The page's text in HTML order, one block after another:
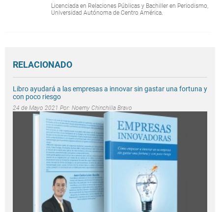
Licenciada en Relaciones Públicas y Bachiller en Periodismo,
Universidad Autónoma de Centro América.
RELACIONADO
Libro ayudará a las empresas a innovar sin gastar una fortuna y
con poco riesgo
24 de Mayo 2021 Por: Noemy Chinchilla Bravo